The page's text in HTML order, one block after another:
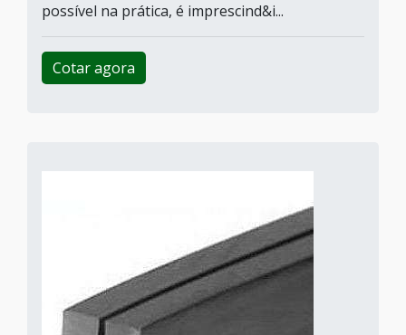
possível na prática, é imprescind&i...
Cotar agora